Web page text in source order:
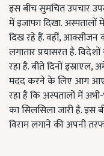
इस बीच सुमचित उपचार
में इजाफा दिखा.
दिख रहे हैं. वहीं,
लगातार प्रयासरत है.
रहा है. बीते दिनों
मदद करने के लिए आग आए
रहा है कि अस्पतालों में
का सिलसिला जारी है. इस
विराम लगाने की अपनी